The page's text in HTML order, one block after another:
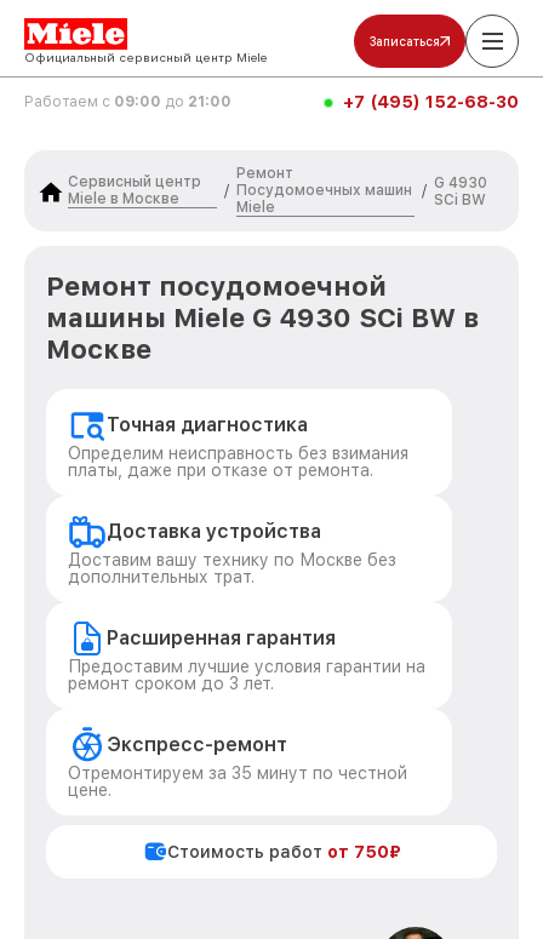
Официальный сервисный центр Miele
Записаться
Работаем с 09:00 до 21:00 +7 (495) 152-68-30
Сервисный центр
Miele в Москве
/
Ремонт
Посудомоечных машин
Miele
/ G 4930
SCi BW
Ремонт посудомоечной
машины Miele G 4930 SCi BW в
Москве
Точная диагностика
Определим неисправность без взимания
платы, даже при отказе от ремонта.
Доставка устройства
Доставим вашу технику по Москве без
дополнительных трат.
Расширенная гарантия
Предоставим лучшие условия гарантии на
ремонт сроком до 3 лет.
Экспресс-ремонт
Отремонтируем за 35 минут по честной
цене.
Стоимость работ от 750₽